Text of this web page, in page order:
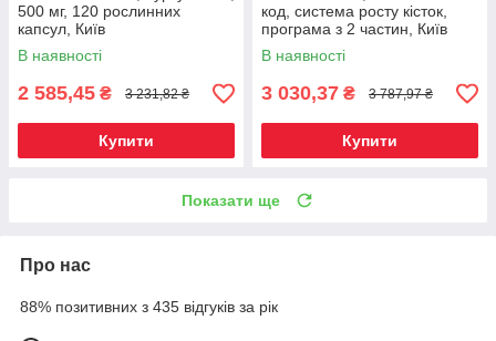
500 мг, 120 рослинних
капсул, Київ
В наявності
2 585,45 ₴ 3 231,82 ₴
Купити
код, система росту кісток,
програма з 2 частин, Київ
В наявності
3 030,37 ₴ 3 787,97 ₴
Купити
Показати ще
Про нас
88% позитивних з 435 відгуків за рік